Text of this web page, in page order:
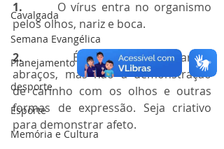
Cavalgada
Semana Evangélica
Planejamento
desporte
Esporte
Memória e Cultura
1.
      O vírus entra no organismo
pelos olhos, nariz e boca.
2.
     É fundamental evitar os
abraços, mas não a demonstração
de carinho com os olhos e outras
formas de expressão. Seja criativo
para demonstrar afeto.